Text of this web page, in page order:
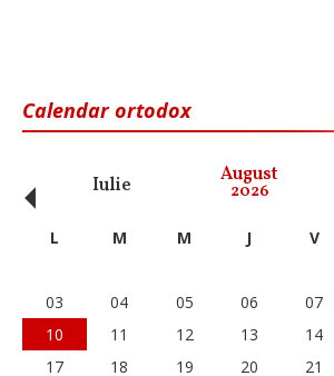
Calendar ortodox
Iulie August
2026
‹ L M M J V
03
04 05 06 07
10
11 12 13 14
17
18 19 20 21